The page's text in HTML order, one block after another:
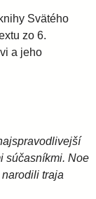
Svätého
zo 6.
a jeho
súčasníkmi. Noe
traja